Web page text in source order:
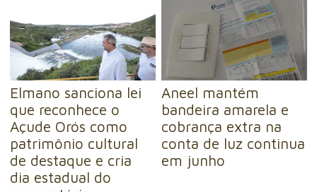
Elmano sanciona lei
que reconhece o
Açude Orós como
patrimônio cultural
de destaque e cria
dia estadual do
Aneel mantém
bandeira amarela e
cobrança extra na
conta de luz continua
em junho